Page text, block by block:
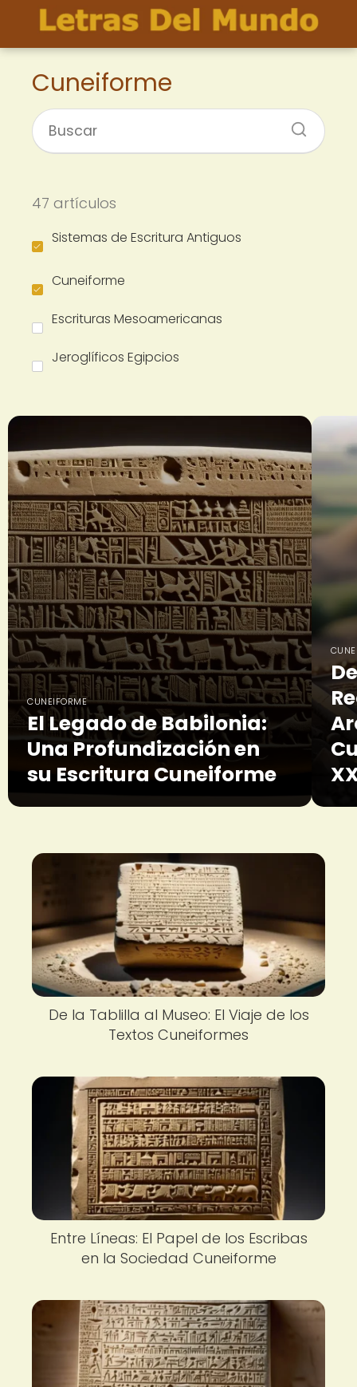
Cuneiforme
47 artículos
Sistemas de Escritura Antiguos
Cuneiforme
Escrituras Mesoamericanas
Jeroglíficos Egipcios
CUNEIFORME
El Legado de Babilonia:
Una Profundización en
su Escritura Cuneiforme
De la Tablilla al Museo: El Viaje de los
Textos Cuneiformes
Entre Líneas: El Papel de los Escribas
en la Sociedad Cuneiforme